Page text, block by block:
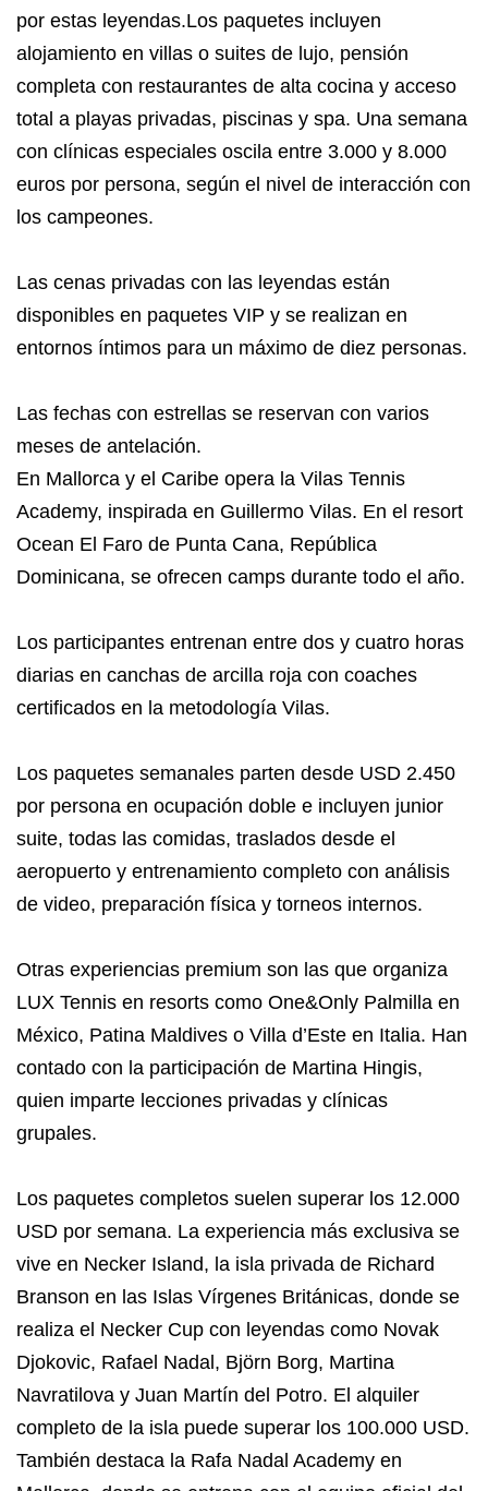
por estas leyendas.Los paquetes incluyen
alojamiento en villas o suites de lujo, pensión
completa con restaurantes de alta cocina y acceso
total a playas privadas, piscinas y spa. Una semana
con clínicas especiales oscila entre 3.000 y 8.000
euros por persona, según el nivel de interacción con
los campeones.
Las cenas privadas con las leyendas están
disponibles en paquetes VIP y se realizan en
entornos íntimos para un máximo de diez personas.
Las fechas con estrellas se reservan con varios
meses de antelación.
En Mallorca y el Caribe opera la Vilas Tennis
Academy, inspirada en Guillermo Vilas. En el resort
Ocean El Faro de Punta Cana, República
Dominicana, se ofrecen camps durante todo el año.
Los participantes entrenan entre dos y cuatro horas
diarias en canchas de arcilla roja con coaches
certificados en la metodología Vilas.
Los paquetes semanales parten desde USD 2.450
por persona en ocupación doble e incluyen junior
suite, todas las comidas, traslados desde el
aeropuerto y entrenamiento completo con análisis
de video, preparación física y torneos internos.
Otras experiencias premium son las que organiza
LUX Tennis en resorts como One&Only Palmilla en
México, Patina Maldives o Villa d’Este en Italia. Han
contado con la participación de Martina Hingis,
quien imparte lecciones privadas y clínicas
grupales.
Los paquetes completos suelen superar los 12.000
USD por semana. La experiencia más exclusiva se
vive en Necker Island, la isla privada de Richard
Branson en las Islas Vírgenes Británicas, donde se
realiza el Necker Cup con leyendas como Novak
Djokovic, Rafael Nadal, Björn Borg, Martina
Navratilova y Juan Martín del Potro. El alquiler
completo de la isla puede superar los 100.000 USD.
También destaca la Rafa Nadal Academy en